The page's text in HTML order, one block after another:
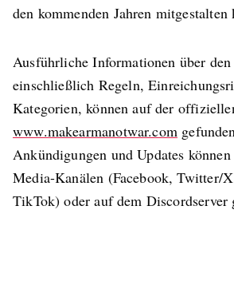
den kommenden Jahren mitgestalten
Ausführliche Informationen über den
einschließlich Regeln,
Kategorien, können auf der
www.makearmanotwar.com
Ankündigungen und Updates
Media-Kanälen (Facebook, Twitter/
TikTok) oder auf dem Discordserver